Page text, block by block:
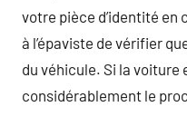
votre pièce d’identité en
à l’épaviste de vérifier
du véhicule. Si la
considérablement le